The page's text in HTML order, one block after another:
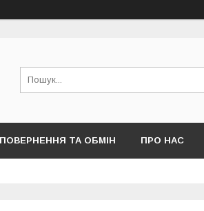
ПОВЕРНЕННЯ ТА ОБМІН ПРО НАС